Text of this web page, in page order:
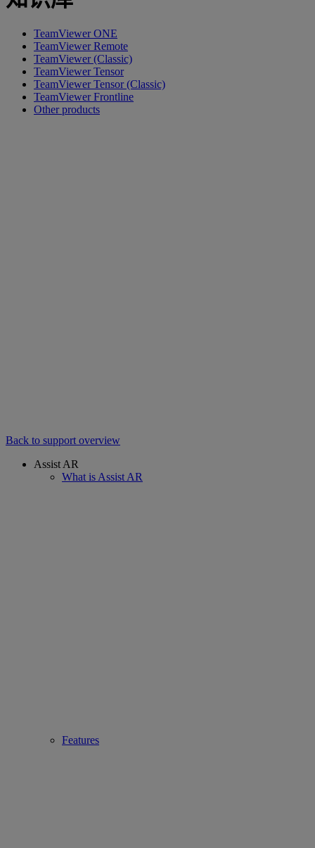
TeamViewer ONE
TeamViewer Remote
TeamViewer (Classic)
TeamViewer Tensor
TeamViewer Tensor (Classic)
TeamViewer Frontline
Other products
Back to support overview
Assist AR
What is Assist AR
Features